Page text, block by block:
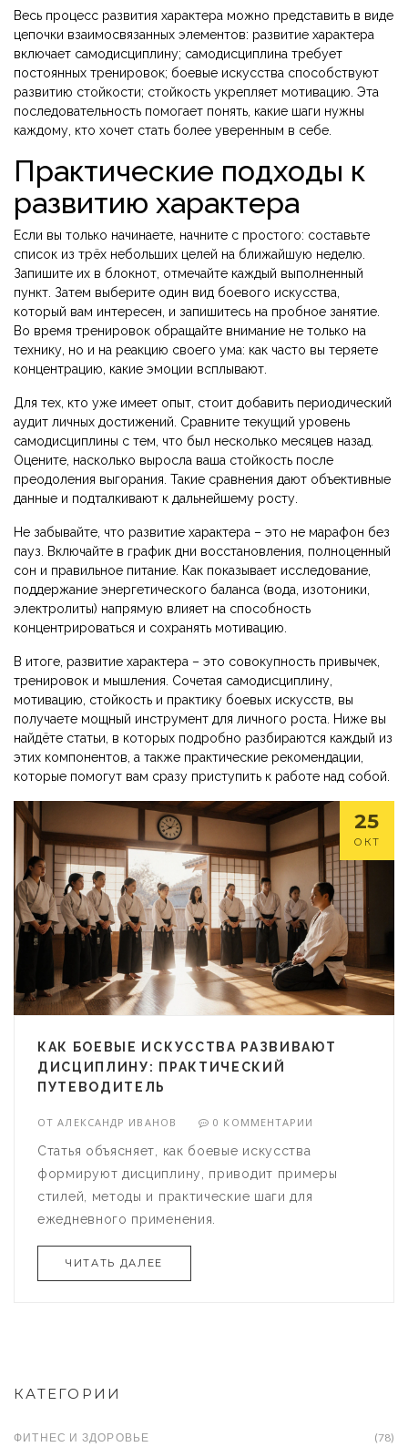
Весь процесс развития характера можно представить в виде
цепочки взаимосвязанных элементов: развитие характера
включает самодисциплину; самодисциплина требует
постоянных тренировок; боевые искусства способствуют
развитию стойкости; стойкость укрепляет мотивацию. Эта
последовательность помогает понять, какие шаги нужны
каждому, кто хочет стать более уверенным в себе.
Практические подходы к
развитию характера
Если вы только начинаете, начните с простого: составьте
список из трёх небольших целей на ближайшую неделю.
Запишите их в блокнот, отмечайте каждый выполненный
пункт. Затем выберите один вид боевого искусства,
который вам интересен, и запишитесь на пробное занятие.
Во время тренировок обращайте внимание не только на
технику, но и на реакцию своего ума: как часто вы теряете
концентрацию, какие эмоции всплывают.
Для тех, кто уже имеет опыт, стоит добавить периодический
аудит личных достижений. Сравните текущий уровень
самодисциплины с тем, что был несколько месяцев назад.
Оцените, насколько выросла ваша стойкость после
преодоления выгорания. Такие сравнения дают объективные
данные и подталкивают к дальнейшему росту.
Не забывайте, что развитие характера – это не марафон без
пауз. Включайте в график дни восстановления, полноценный
сон и правильное питание. Как показывает исследование,
поддержание энергетического баланса (вода, изотоники,
электролиты) напрямую влияет на способность
концентрироваться и сохранять мотивацию.
В итоге, развитие характера – это совокупность привычек,
тренировок и мышления. Сочетая самодисциплину,
мотивацию, стойкость и практику боевых искусств, вы
получаете мощный инструмент для личного роста. Ниже вы
найдёте статьи, в которых подробно разбираются каждый из
этих компонентов, а также практические рекомендации,
которые помогут вам сразу приступить к работе над собой.
25
ОКТ
КАК БОЕВЫЕ ИСКУССТВА РАЗВИВАЮТ
ДИСЦИПЛИНУ: ПРАКТИЧЕСКИЙ
ПУТЕВОДИТЕЛЬ
ОТАЛЕКСАНДР ИВАНОВ 0 КОММЕНТАРИИ
Статья объясняет, как боевые искусства
формируют дисциплину, приводит примеры
стилей, методы и практические шаги для
ежедневного применения.
ЧИТАТЬ ДАЛЕЕ
КАТЕГОРИИ
ФИТНЕС И ЗДОРОВЬЕ (78)